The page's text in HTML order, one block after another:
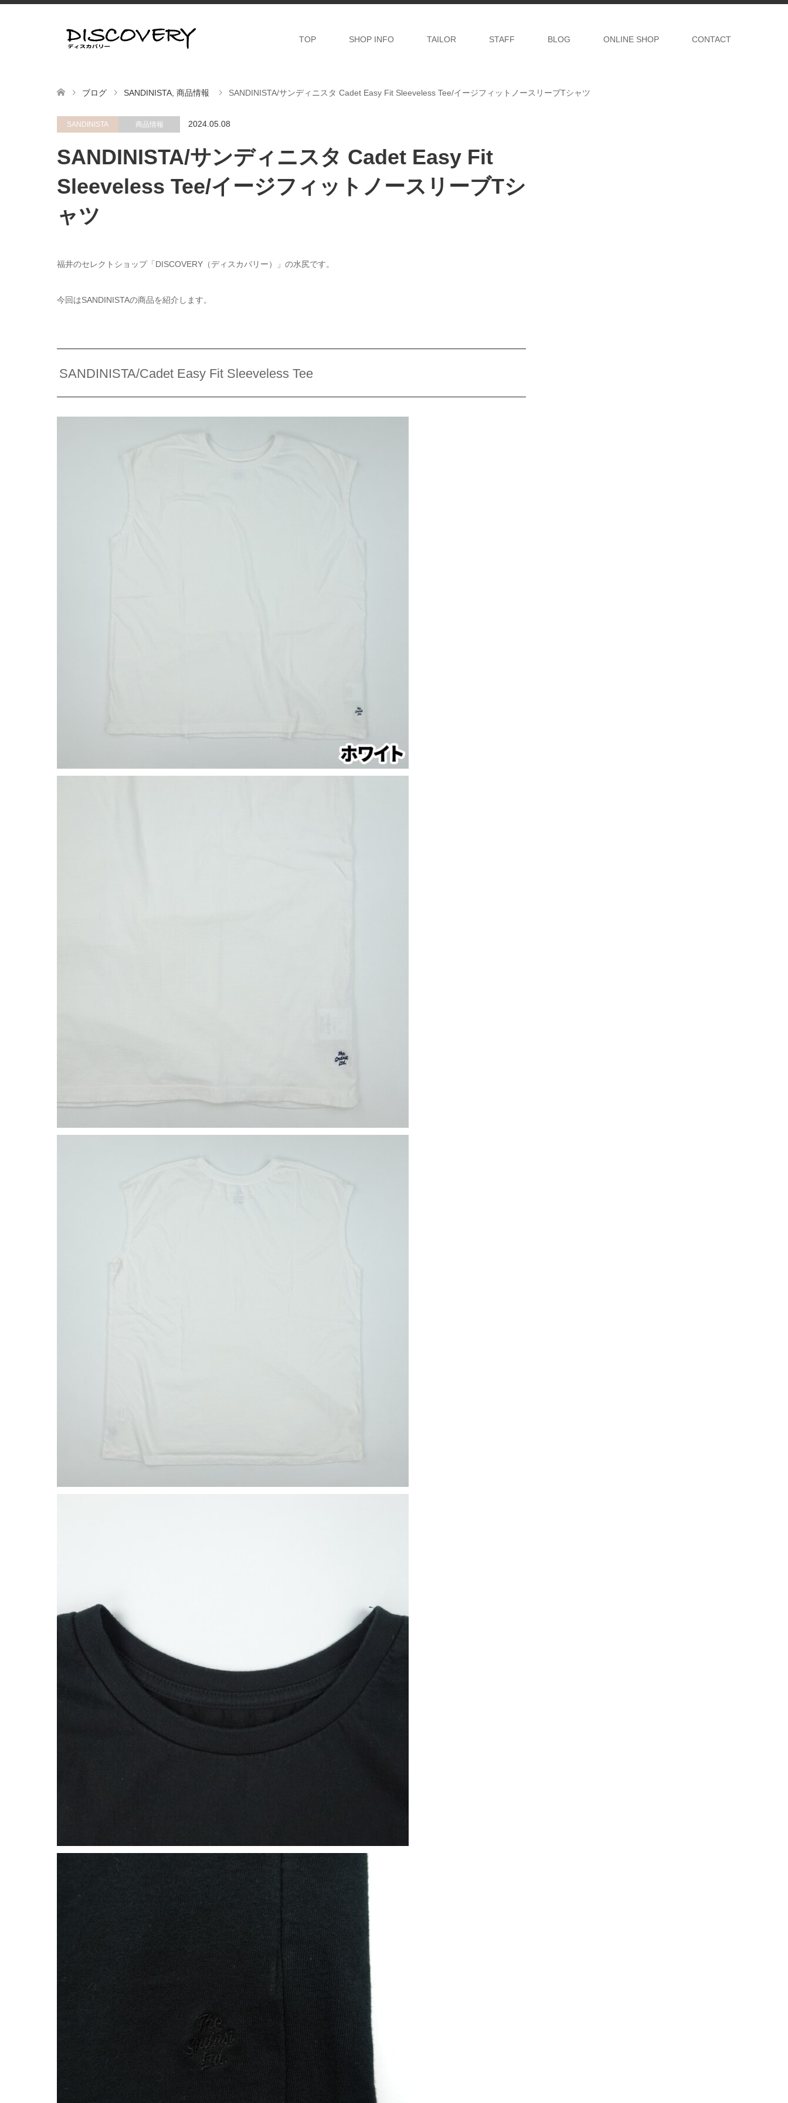
TOP SHOP INFO TAILOR STAFF BLOG ONLINE SHOP CONTACT
ブログ SANDINISTA 商品情報 SANDINISTA/サンディニスタ Cadet Easy Fit Sleeveless Tee/イージフィットノースリーブTシャツ
SANDINISTA 商品情報 2024.05.08
SANDINISTA/サンディニスタ Cadet Easy Fit
Sleeveless Tee/イージフィットノースリーブTシ
ャツ
福井のセレクトショップ「DISCOVERY（ディスカバリー）」の水尻です。
今回はSANDINISTAの商品を紹介します。
SANDINISTA/Cadet Easy Fit Sleeveless Tee